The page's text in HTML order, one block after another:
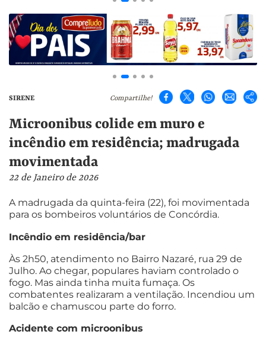
SIRENE Compartilhe!
Microonibus colide em muro e
incêndio em residência; madrugada
movimentada
22 de Janeiro de 2026
A madrugada da quinta-feira (22), foi movimentada
para os bombeiros voluntários de Concórdia.
Incêndio em residência/bar
Às 2h50, atendimento no Bairro Nazaré, rua 29 de
Julho. Ao chegar, populares haviam controlado o
fogo. Mas ainda tinha muita fumaça. Os
combatentes realizaram a ventilação. Incendiou um
balcão e chamuscou parte do forro.
Acidente com microonibus